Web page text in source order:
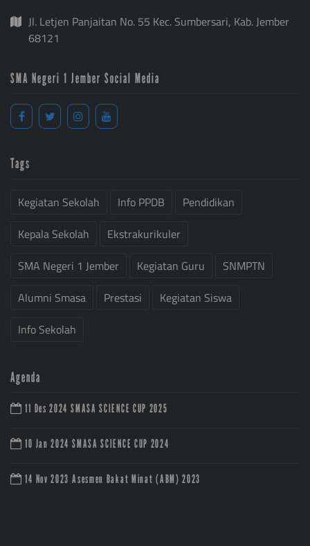
Jl. Letjen Panjaitan No. 55 Kec. Sumbersari, Kab. Jember
68121
SMA Negeri 1 Jember Social Media
Tags
Kegiatan Sekolah Info PPDB
Pendidikan
Kepala Sekolah
Ekstrakurikuler
SMA Negeri 1 Jember
Kegiatan Guru
SNMPTN
Alumni Smasa
Prestasi
Kegiatan Siswa
Info Sekolah
Agenda
11 Des 2024 SMASA SCIENCE CUP 2025
10 Jan 2024 SMASA SCIENCE CUP 2024
14 Nov 2023 Asesmen Bakat Minat (ABM) 2023